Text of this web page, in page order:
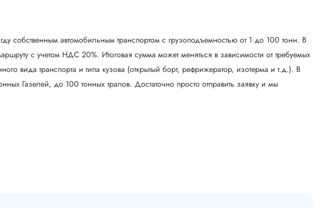
собственным автомобильным транспортом с грузоподъемностью от 1 до 100 тонн. В
с учетом НДС 20%. Итоговая сумма может меняться в зависимости от требуемых
вида транспорта и типа кузова (открытый борт, рефрижератор, изотерма и т.д.). В
Газелей, до 100 тонных тралов. Достаточно просто отправить заявку и мы